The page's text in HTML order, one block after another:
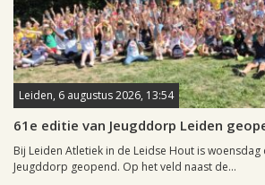
Leiden, 6 augustus 2026, 13:54
61e editie van Jeugddorp Leiden
Bij Leiden Atletiek in de Leidse Hout is woensdag
Jeugddorp geopend. Op het veld naast de...